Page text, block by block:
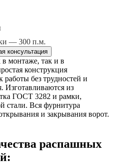
— 300 п.м.
консультация
монтаже, так и в
конструкция
работы без трудностей и
Изготавливаются из
ГОСТ 3282 и рамки,
стали. Вся фурнитура
и закрывания ворот.
распашных